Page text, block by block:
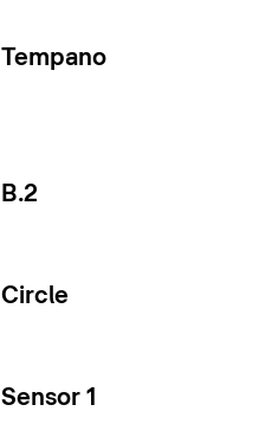
Tempano
B.2
Circle
Sensor 1